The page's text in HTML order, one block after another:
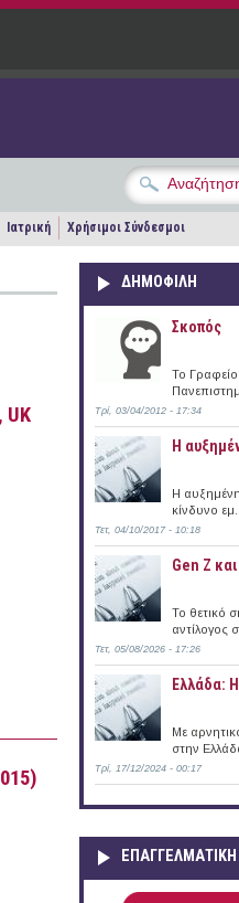
Ιατρική Χρήσιμοι Σύνδεσμοι
UK Cambridge Institute,
ΔΗΜΟΦΙΛΗ
Σκοπός
Το
Τρί, 03/04/2012 - 17:34
Η
Η
κίνδυνο εμ...
Τετ, 04/10/2017 - 10:18
Gen Z
Το θετικό
αντίλογος
Τετ, 05/08/2026 - 17:26
Ελλάδα:
Με
στην
Τρί, 17/12/2024 - 00:17